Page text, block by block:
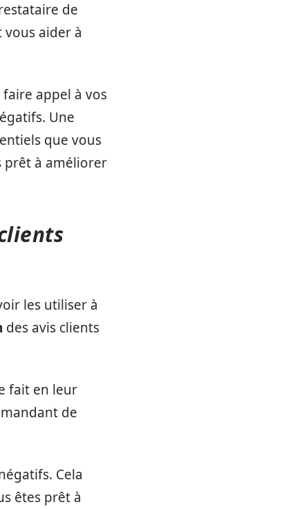
de
vous aider à
appel à vos
Une
que vous
prêt à améliorer
les utiliser à
des avis clients
fait en leur
de
Cela
êtes prêt à